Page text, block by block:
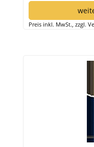
Preis inkl. MwSt., zzgl.